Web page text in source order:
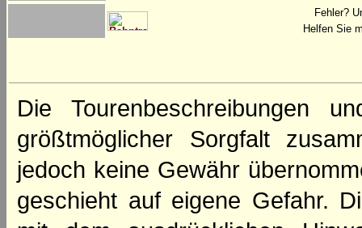
Fehler?
Helfen Sie
Die Tourenbeschreibungen
größtmöglicher Sorgfalt
jedoch keine Gewähr
geschieht auf eigene Gefahr.